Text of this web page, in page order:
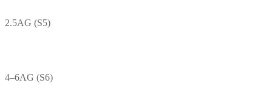
2.5AG (S5)
4–6AG (S6)